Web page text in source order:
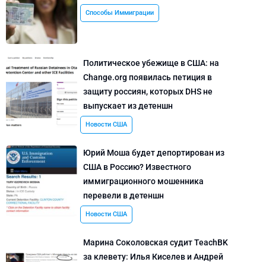
Способы Иммиграции
Политическое убежище в США: на
Change.org появилась петиция в
защиту россиян, которых DHS не
выпускает из детеншн
Новости США
Юрий Моша будет депортирован из
США в Россию? Известного
иммиграционного мошенника
перевели в детеншн
Новости США
Марина Соколовская судит TeachBK
за клевету: Илья Киселев и Андрей